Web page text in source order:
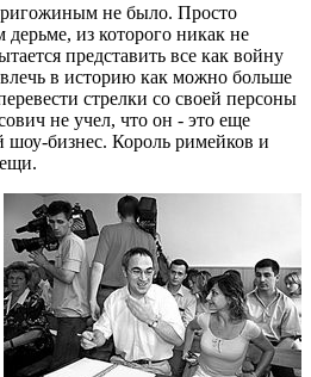
не было. Просто
дерьме, из которого никак не
представить все как войну
в историю как можно больше
стрелки со своей персоны
не учел, что он - это еще
шоу-бизнес. Король римейков и